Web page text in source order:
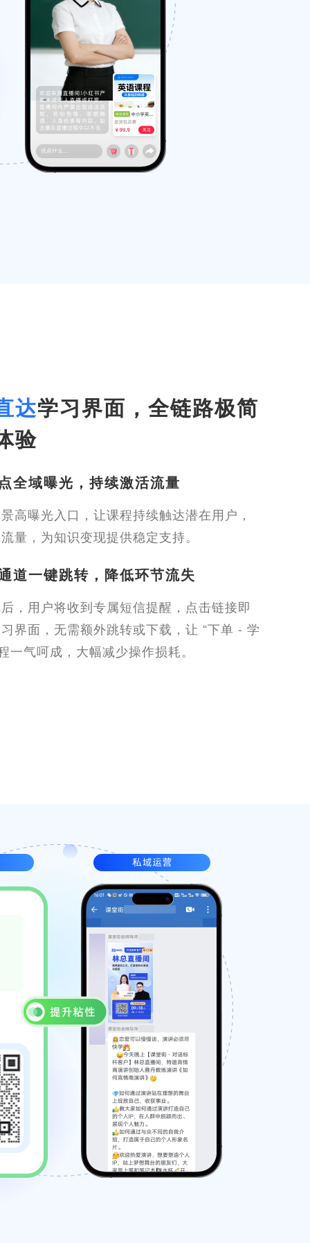
达学习界面，全链路极简
验
全域曝光，持续激活流量
高曝光入口，让课程持续触达潜在用户，
量，为知识变现提供稳定支持。
道一键跳转，降低环节流失
，用户将收到专属短信提醒，点击链接即
界面，无需额外跳转或下载，让 “下单 - 学
一气呵成，大幅减少操作损耗。